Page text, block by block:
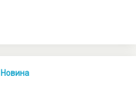
Новина